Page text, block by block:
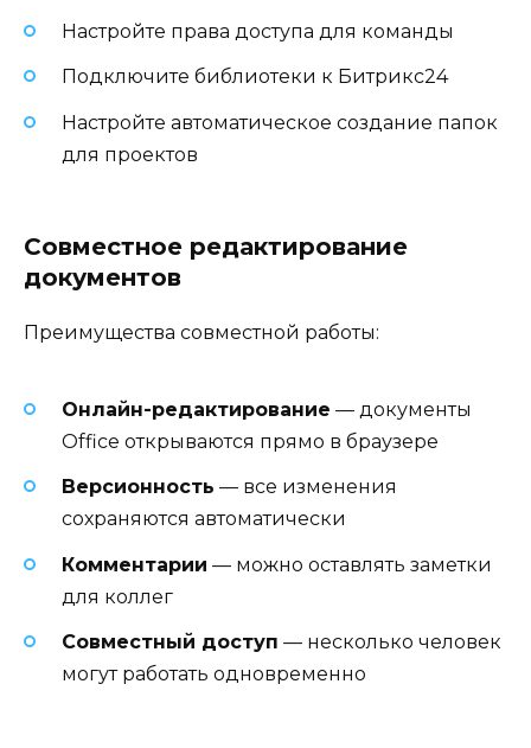
Настройте права доступа для команды
Подключите библиотеки к Битрикс24
Настройте автоматическое создание папок
для проектов
Совместное редактирование
документов
Преимущества совместной работы:
Онлайн-редактирование — документы
Office открываются прямо в браузере
Версионность — все изменения
сохраняются автоматически
Комментарии — можно оставлять заметки
для коллег
Совместный доступ — несколько человек
могут работать одновременно